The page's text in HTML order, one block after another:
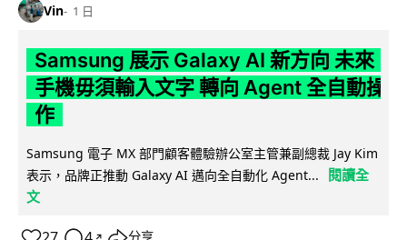
Vin 1 日
Samsung 展示 Galaxy AI 新方向 未來
手機毋須輸入文字 轉向 Agent 全自動操
作
Samsung 電子 MX 部門顧客體驗辦公室主管兼副總裁 Jay Kim
表示，品牌正推動 Galaxy AI 邁向全自動化 Agent...
閱讀全
文
↗